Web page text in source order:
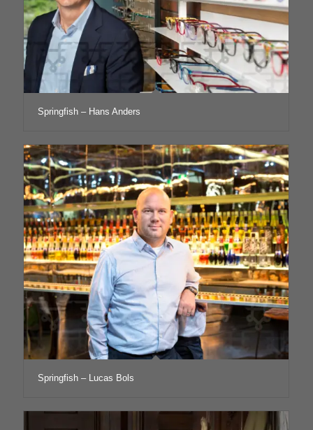
Springfish – Hans Anders
Springfish – Lucas Bols